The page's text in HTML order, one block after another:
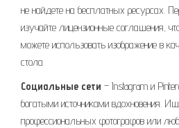
не найдете на бесплатных ресурсах.
изучайте лицензионные соглашения,
можете использовать изображение в
стола.
Социальные сети – Instagram и
богатыми источниками вдохновения.
профессиональных фотографов или